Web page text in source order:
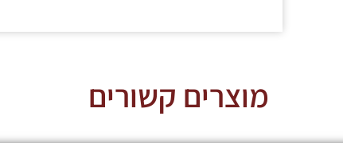
מוצרים קשורים